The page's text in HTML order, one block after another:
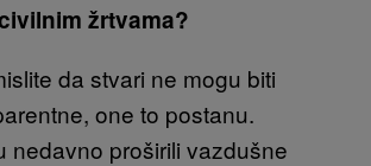
žrtvama?
da stvari ne mogu biti
one to postanu.
nedavno proširili vazdušne